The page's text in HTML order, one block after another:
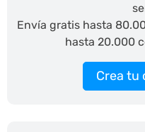
Envía gratis hasta
hasta 20.000
Crea tu